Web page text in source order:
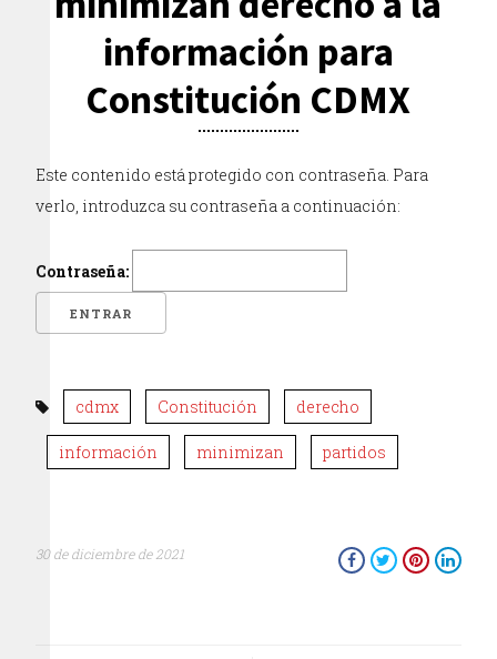
información para
Constitución CDMX
Este contenido está protegido con contraseña. Para
verlo, introduzca su contraseña a continuación:
Contraseña:
cdmx Constitución derecho
información minimizan partidos
30 de diciembre de 2021